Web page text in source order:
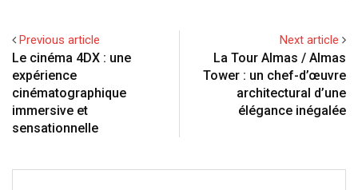
Previous article
Le cinéma 4DX : une
expérience
cinématographique
immersive et
sensationnelle
Next article
La Tour Almas / Almas
Tower : un chef-d’œuvre
architectural d’une
élégance inégalée